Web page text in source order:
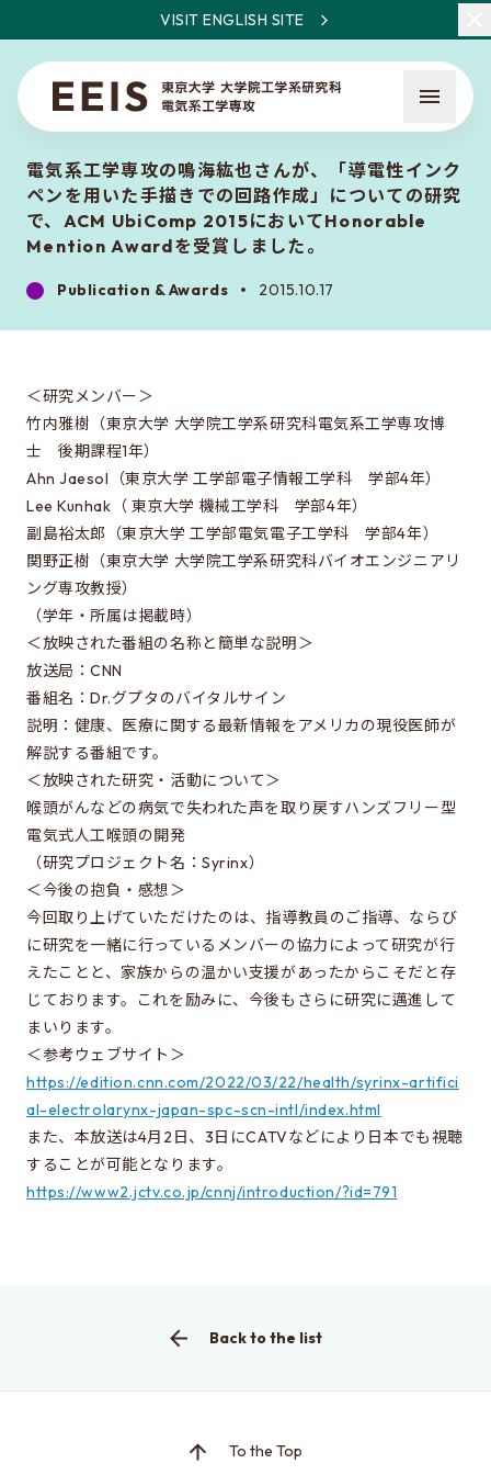
VISIT ENGLISH SITE
What is EEIS
About the entrance examination
Special oral examination for master course
Orientation for the entrance examination
Guide for entrance examinations / Required
files (Guide for entrance examination,
Summary of your desired master/doctor thesis
project and Grade summary sheet)
Information about exam subjects
Entrance Examination FAQ
For those aiming for EEIS
Testimonials of Students
Career paths and Ph.D.
Financial support for graduate students
Learn more about EEIS
Reunion
Electrical Engineering Office
Links to related organizations
Contact & Access
電気系工学専攻の鳴海紘也さんが、「導電性インク
ペンを用いた手描きでの回路作成」についての研究
で、ACM UbiComp 2015においてHonorable
Mention Awardを受賞しました。
Publication & Awards 2015.10.17
＜研究メンバー＞
竹内雅樹（東京大学 大学院工学系研究科電気系工学専攻博
士 後期課程1年）
Ahn Jaesol（東京大学 工学部電子情報工学科 学部4年）
Lee Kunhak（ 東京大学 機械工学科 学部4年）
副島裕太郎（東京大学 工学部電気電子工学科 学部4年）
関野正樹（東京大学 大学院工学系研究科バイオエンジニアリ
ング専攻教授）
（学年・所属は掲載時）
＜放映された番組の名称と簡単な説明＞
放送局：CNN
番組名：Dr.グプタのバイタルサイン
説明：健康、医療に関する最新情報をアメリカの現役医師が
解説する番組です。
＜放映された研究・活動について＞
喉頭がんなどの病気で失われた声を取り戻すハンズフリー型
電気式人工喉頭の開発
（研究プロジェクト名：Syrinx）
＜今後の抱負・感想＞
今回取り上げていただけたのは、指導教員のご指導、ならび
に研究を一緒に行っているメンバーの協力によって研究が行
えたことと、家族からの温かい支援があったからこそだと存
じております。これを励みに、今後もさらに研究に邁進して
まいります。
＜参考ウェブサイト＞
https://edition.cnn.com/2022/03/22/health/syrinx-artifici
al-electrolarynx-japan-spc-scn-intl/index.html
また、本放送は4月2日、3日にCATVなどにより日本でも視聴
することが可能となります。
https://www2.jctv.co.jp/cnnj/introduction/?id=791
Back to the list
To the Top